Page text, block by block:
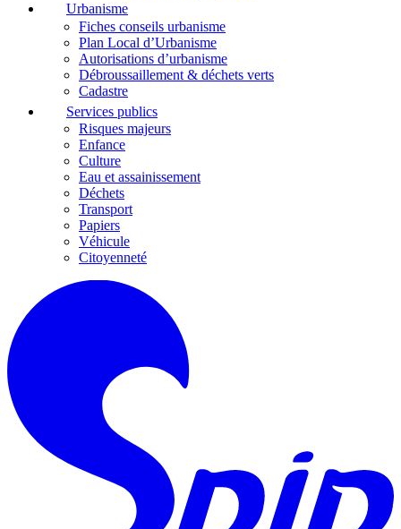
Urbanisme
Fiches conseils urbanisme
Plan Local d’Urbanisme
Autorisations d’urbanisme
Débroussaillement & déchets verts
Cadastre
Services publics
Risques majeurs
Enfance
Culture
Eau et assainissement
Déchets
Transport
Papiers
Véhicule
Citoyenneté